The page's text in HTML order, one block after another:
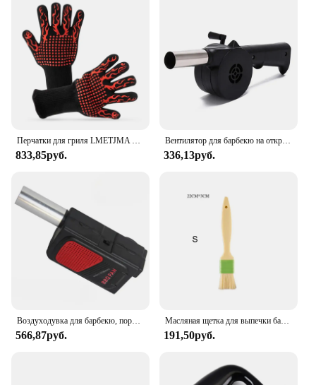
Перчатки для гриля LMETJMA 1472 ° F (800 ° C), экстремальные термостойкие перчатки для приготовления барбекю, прихватки для духовки, Нескользящие искусственные перчатки KC0284
833,85руб.
Вентилятор для барбекю на открытом воздухе, ручной вентилятор для барбекю, пикника и инструментов для гриля, улучшенная кулинария
336,13руб.
Воздуходувка для барбекю, портативный Электрический ручной кулинарный вентилятор для барбекю, сильфоновый инструмент для открытого воздуха, кемпинга, пикника, барбекю
566,87руб.
Масляная щетка для выпечки барбекю Кондитерские инструменты для кемпинга яйцо торт кисти для хлеба пищевой кухонный инструмент Аксессуары для барбекю десерт
191,50руб.